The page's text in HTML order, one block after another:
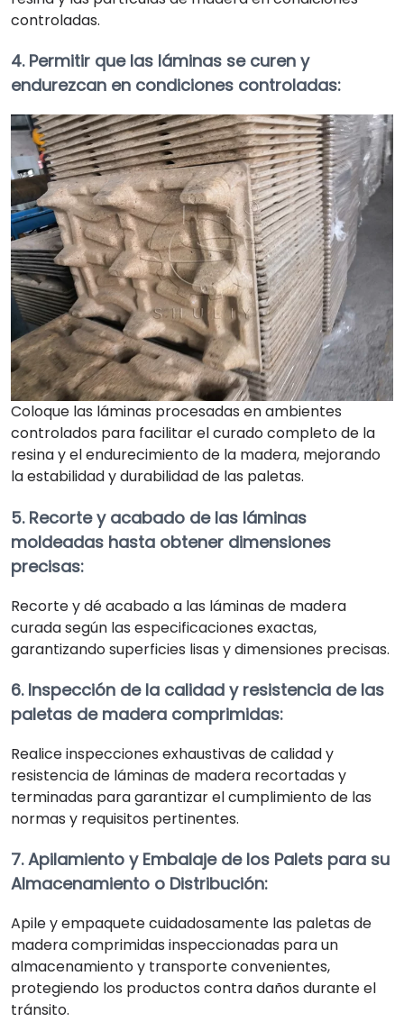
controladas.
4. Permitir que las láminas se curen y
endurezcan en condiciones controladas:
Coloque las láminas procesadas en ambientes
controlados para facilitar el curado completo de la
resina y el endurecimiento de la madera, mejorando
la estabilidad y durabilidad de las paletas.
5. Recorte y acabado de las láminas
moldeadas hasta obtener dimensiones
precisas:
Recorte y dé acabado a las láminas de madera
curada según las especificaciones exactas,
garantizando superficies lisas y dimensiones precisas.
6. Inspección de la calidad y resistencia de las
paletas de madera comprimidas:
Realice inspecciones exhaustivas de calidad y
resistencia de láminas de madera recortadas y
terminadas para garantizar el cumplimiento de las
normas y requisitos pertinentes.
7. Apilamiento y Embalaje de los Palets para su
Almacenamiento o Distribución:
Apile y empaquete cuidadosamente las paletas de
madera comprimidas inspeccionadas para un
almacenamiento y transporte convenientes,
protegiendo los productos contra daños durante el
tránsito.